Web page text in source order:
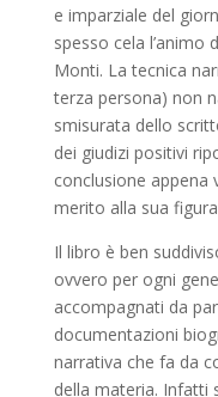
e imparziale del
spesso cela l’animo
Monti. La tecnica
terza persona) non
smisurata dello
dei giudizi positivi
conclusione appena
merito alla sua
Il libro è ben
ovvero per ogni
accompagnati da
documentazioni
narrativa che fa da
della materia. Infatti